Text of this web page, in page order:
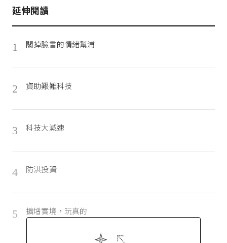
延伸閱讀
1 關掉臉書的情緒幫浦
2 資助艱難科技
3 科技大減速
4 防洪投資
5 擴增實境，玩真的